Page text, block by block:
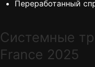
Переработанный
Cистемные
France 2025